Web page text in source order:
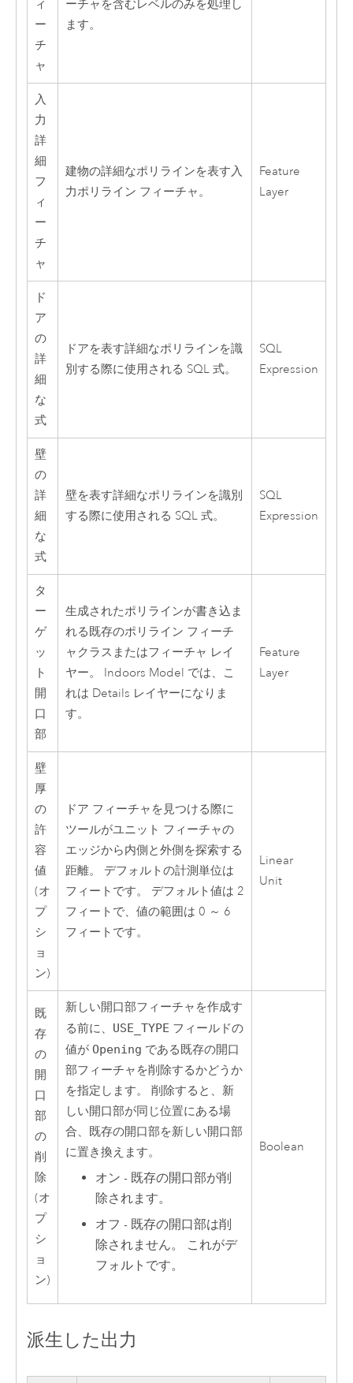
ィ
ー
チ
ャ
ーチャを含むレベルのみを処理し
ます。
入
力
詳
細
フ
ィ
ー
チ
ャ
建物の詳細なポリラインを表す入
力ポリライン フィーチャ。
Feature
Layer
ド
ア
の
詳
細
な
式
ドアを表す詳細なポリラインを識
別する際に使用される SQL 式。
SQL
Expression
壁
の
詳
細
な
式
壁を表す詳細なポリラインを識別
する際に使用される SQL 式。
SQL
Expression
タ
ー
ゲ
ッ
ト
開
口
部
生成されたポリラインが書き込ま
れる既存のポリライン フィーチ
ャクラスまたはフィーチャ レイ
ヤー。 Indoors Model では、こ
れは Details レイヤーになりま
す。
Feature
Layer
壁
厚
の
許
容
値
(オ
プ
シ
ョ
ン)
ドア フィーチャを見つける際に
ツールがユニット フィーチャの
エッジから内側と外側を探索する
距離。 デフォルトの計測単位は
フィートです。 デフォルト値は 2
フィートで、値の範囲は 0 ～ 6
フィートです。
Linear
Unit
既
存
の
開
口
部
の
削
除
(オ
プ
シ
ョ
ン)
新しい開口部フィーチャを作成す
る前に、
USE_TYPE フィールドの
値が Opening である既存の開口
部フィーチャを削除するかどうか
を指定します。 削除すると、新
しい開口部が同じ位置にある場
合、既存の開口部を新しい開口部
に置き換えます。
オン - 既存の開口部が削
除されます。
オフ - 既存の開口部は削
除されません。 これがデ
フォルトです。
Boolean
派生した出力